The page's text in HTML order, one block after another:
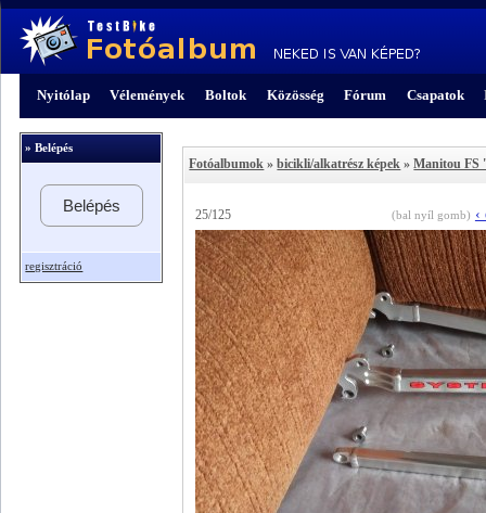
Nyitólap Vélemények Boltok Közösség Fórum Csapatok
» Belépés
Belépés
regisztráció
Fotóalbumok »bicikli/alkatrész képek »Manitou FS
25/125 (bal nyíl gomb) ‹